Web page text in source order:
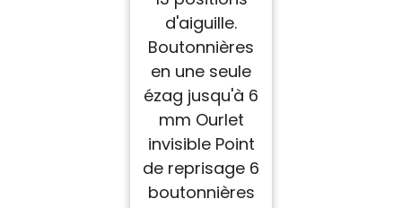
d'aiguille.
Boutonnières
en une seule
ézag jusqu'à 6
mm Ourlet
invisible Point
de reprisage 6
boutonnières